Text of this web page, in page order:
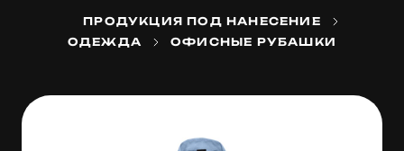
ПРОДУКЦИЯ ПОД НАНЕСЕНИЕ
ОДЕЖДА
ОФИСНЫЕ РУБАШКИ